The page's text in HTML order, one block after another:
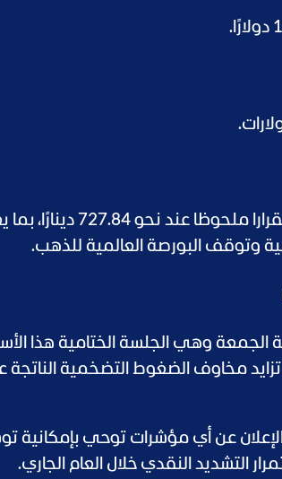
وسجل سعر الجنيه الذهب في الأردن اليوم، زنة 8 غرامات، استقرارا ملحوظا
وهي الجلسة الختامية هذا
تزايد مخاوف الضغوط التضخمية الناتجة
الإعلان عن أي مؤشرات توحي بإمكانية
التشديد النقدي خلال العام الجاري.